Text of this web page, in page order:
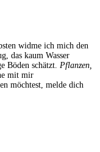
widme ich mich den
das kaum Wasser
Böden schätzt. Pflanzen,
mit mir
möchtest, melde dich